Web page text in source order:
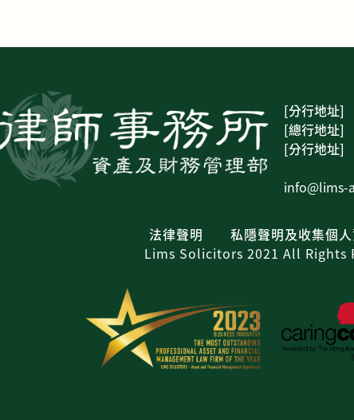
[分行地址]
[總行地址]
[分行地址]
info@lims-
法律聲明
私隱聲明及收集個
Lims Solicitors 2021 All Rights